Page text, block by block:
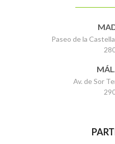
Paseo de la
Av. de Sor